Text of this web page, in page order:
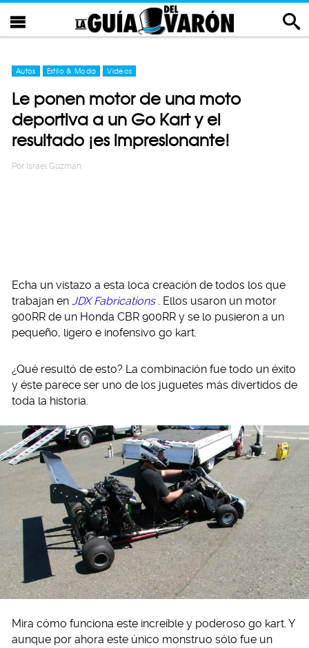
Autos Estilo & Moda Videos
Le ponen motor de una moto
deportiva a un Go Kart y el
resultado ¡es impresionante!
Por Israel Guzman
Echa un vistazo a esta loca creación de todos los que
trabajan en JDX Fabrications . Ellos usaron un motor
900RR de un Honda CBR 900RR y se lo pusieron a un
pequeño, ligero e inofensivo go kart.
¿Qué resultó de esto? La combinación fue todo un éxito
y éste parece ser uno de los juguetes más divertidos de
toda la historia.
Mira cómo funciona este increíble y poderoso go kart. Y
aunque por ahora este único monstruo sólo fue un